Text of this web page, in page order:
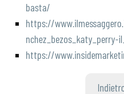
basta/
https://
https://